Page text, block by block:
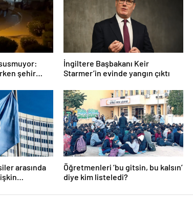
şehir
İngiltere Başbakanı Keir
Starmer’in evinde yangın çıktı
arasında
Öğretmenleri ‘bu gitsin, bu kalsın’
diye kim listeledi?